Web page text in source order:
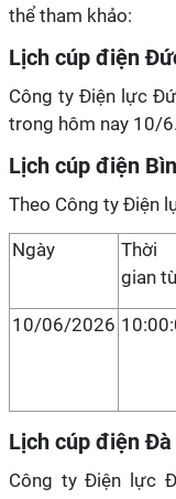
thể tham khảo:
Lịch cúp điện
Công ty Điện lực
trong hôm nay 10/6.
Lịch cúp điện
Theo Công ty Điện
Ngày
Thời
gian
10/06/2026
Lịch cúp điện
Công ty Điện lực